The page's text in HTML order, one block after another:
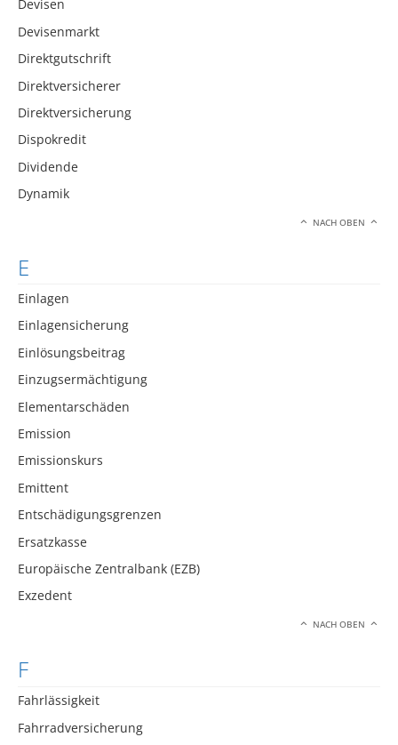
Devisen
Devisenmarkt
Direktgutschrift
Direktversicherer
Direktversicherung
Dispokredit
Dividende
Dynamik
NACH OBEN
E
Einlagen
Einlagensicherung
Einlösungsbeitrag
Einzugsermächtigung
Elementarschäden
Emission
Emissionskurs
Emittent
Entschädigungsgrenzen
Ersatzkasse
Europäische Zentralbank (EZB)
Exzedent
NACH OBEN
F
Fahrlässigkeit
Fahrradversicherung